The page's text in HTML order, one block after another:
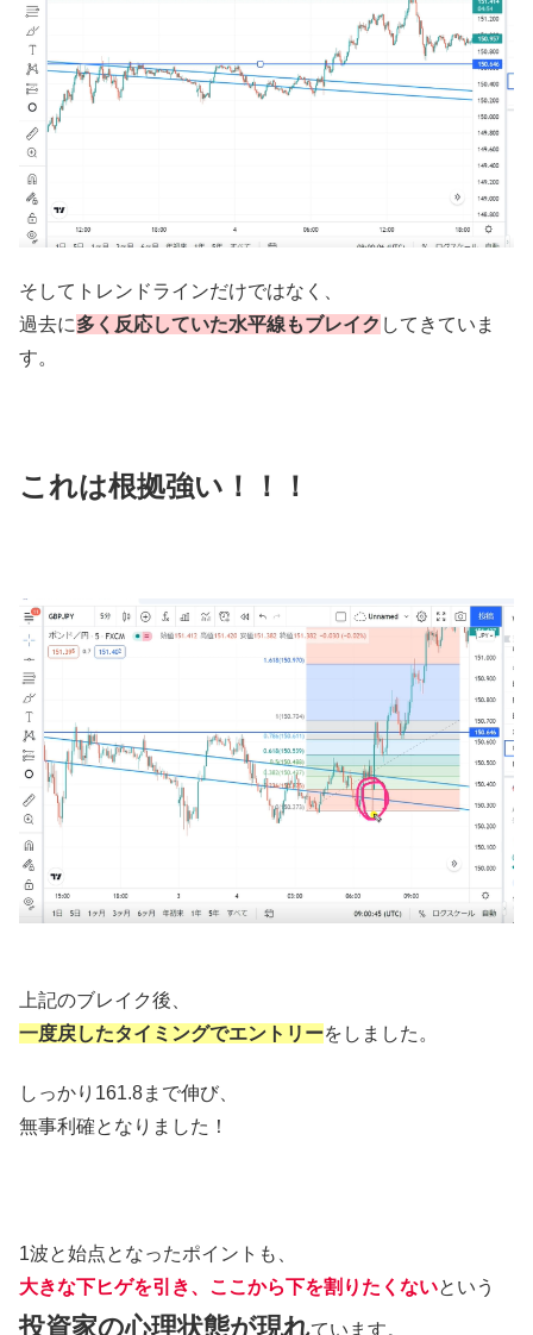
そしてトレンドラインだけではなく、
過去に多く反応していた水平線もブレイク してきていま
す。
これは根拠強い！！！
上記のブレイク後、
一度戻したタイミングでエントリーをしました。
しっかり161.8まで伸び、
無事利確となりました！
1波と始点となったポイントも、
大きな下ヒゲを引き、ここから下を割りたくないという
投資家の心理状態が現れています。